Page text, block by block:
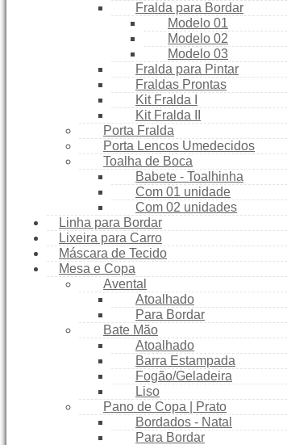
Fralda para Bordar
Modelo 01
Modelo 02
Modelo 03
Fralda para Pintar
Fraldas Prontas
Kit Fralda I
Kit Fralda II
Porta Fralda
Porta Lencos Umedecidos
Toalha de Boca
Babete - Toalhinha
Com 01 unidade
Com 02 unidades
Linha para Bordar
Lixeira para Carro
Máscara de Tecido
Mesa e Copa
Avental
Atoalhado
Para Bordar
Bate Mão
Atoalhado
Barra Estampada
Fogão/Geladeira
Liso
Pano de Copa | Prato
Bordados - Natal
Para Bordar